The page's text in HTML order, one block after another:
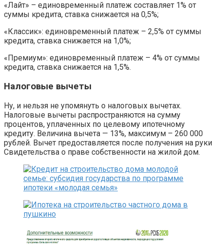
«Лайт» – единовременный платеж составляет 1% от
суммы кредита, ставка снижается на 0,5%;
«Классик»: единовременный платеж – 2,5% от суммы
кредита, ставка снижается на 1,0%;
«Премиум»: единовременный платеж – 4% от суммы
кредита, ставка снижается на 1,5%.
Налоговые вычеты
Ну, и нельзя не упомянуть о налоговых вычетах.
Налоговые вычеты распространяются на сумму
процентов, уплаченных по целевому ипотечному
кредиту. Величина вычета — 13%, максимум – 260 000
рублей. Вычет предоставляется после получения на руки
Свидетельства о праве собственности на жилой дом.